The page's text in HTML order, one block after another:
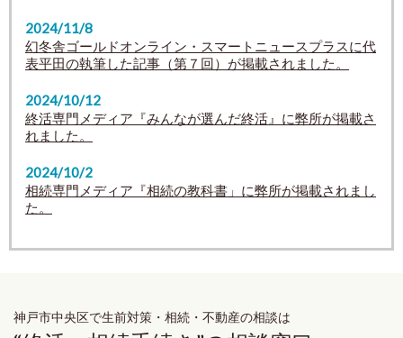
2024/11/8
幻冬舎ゴールドオンライン・スマートニュースプラスに代
表平田の執筆した記事（第７回）が掲載されました。
2024/10/12
終活専門メディア『みんなが選んだ終活』に弊所が掲載さ
れました。
2024/10/2
相続専門メディア『相続の教科書」に弊所が掲載されまし
た。
神戸市中央区で生前対策・相続・不動産の相談は